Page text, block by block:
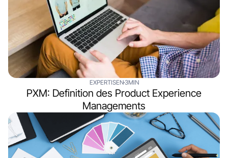
EXPERTISEN3MIN
PXM: Definition des Product Experience
Managements